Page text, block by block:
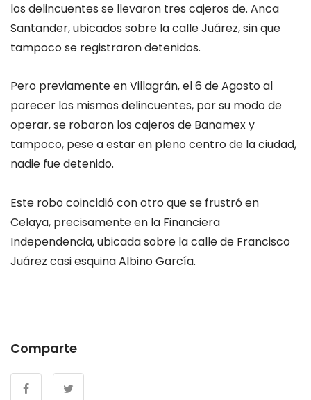
los delincuentes se llevaron tres cajeros de. Anca
Santander, ubicados sobre la calle Juárez, sin que
tampoco se registraron detenidos.
Pero previamente en Villagrán, el 6 de Agosto al
parecer los mismos delincuentes, por su modo de
operar, se robaron los cajeros de Banamex y
tampoco, pese a estar en pleno centro de la ciudad,
nadie fue detenido.
Este robo coincidió con otro que se frustró en
Celaya, precisamente en la Financiera
Independencia, ubicada sobre la calle de Francisco
Juárez casi esquina Albino García.
Comparte